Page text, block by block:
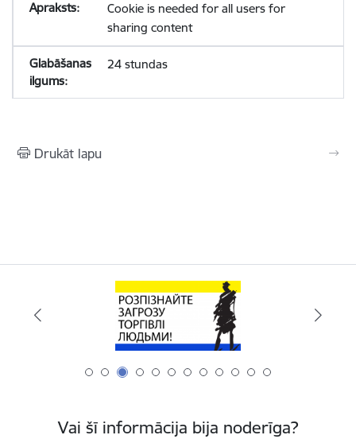
Cookie is needed for all users for
sharing content
24 stundas
Drukāt lapu
Vai šī informācija bija noderīga?